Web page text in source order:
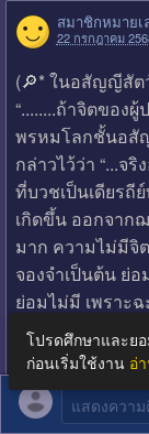
สมาชิกหมายเ
22 กรกฎาคม
(🔎* ในอสัญญีสัต
“........ถ้าจิตของ
พรหมโลกชั้นอสั
กล่าวไว้ว่า “...จ
ที่บวชเป็นเดียรถี
เกิดขึ้น ออกจาก
มาก ความไม่มีจิ
จองจำเป็นต้น ย่
ย่อมไม่มี เพราะ
กาละแล้วเกิดใ
ผู้นั้นก็ย่อมเกิดด้
เหมือนนอน นั่ง
นั้น.”)
แสดงควา
โปรดศึกษาและย
ก่อนเริ่มใช้งาน อ่